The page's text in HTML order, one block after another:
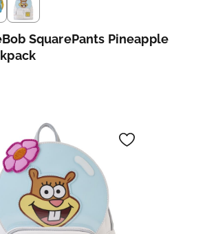
SquarePants Pineapple